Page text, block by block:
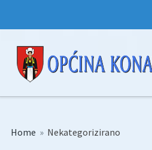
Home » Nekategorizirano